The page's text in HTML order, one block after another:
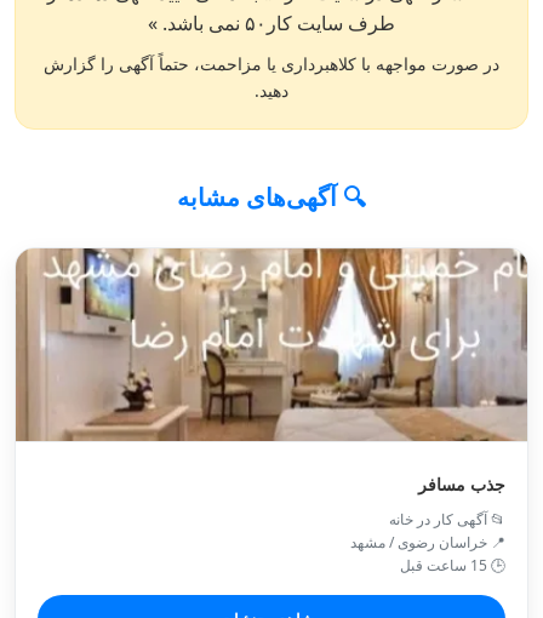
طرف سایت کار۵۰ نمی باشد. »
در صورت مواجهه با کلاهبرداری یا مزاحمت، حتماً آگهی را گزارش
دهید.
🔍 آگهی‌های مشابه
جذب مسافر
📂 آگهی کار در خانه
📍 خراسان رضوی / مشهد
🕒 15 ساعت قبل